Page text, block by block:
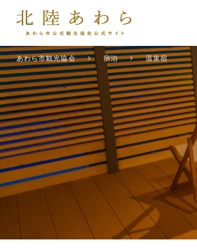
あわら市観光協会 宿泊 温泉宿